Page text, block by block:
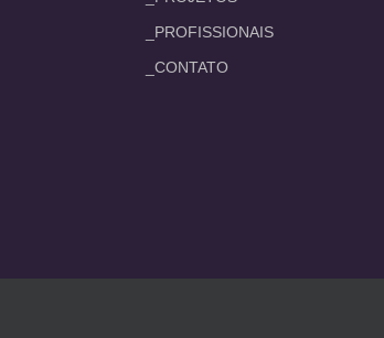
_PROFISSIONAIS
_CONTATO